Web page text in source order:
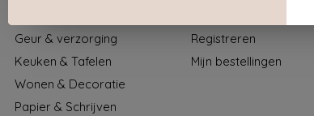
Geur & verzorging
Keuken & Tafelen
Wonen & Decoratie
Papier & Schrijven
Registreren
Mijn bestellingen